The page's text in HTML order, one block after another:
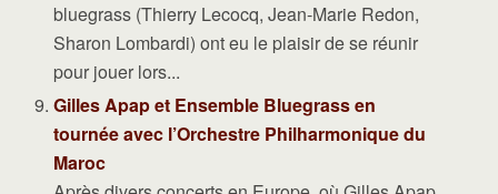
bluegrass (Thierry Lecocq, Jean-Marie Redon,
Sharon Lombardi) ont eu le plaisir de se réunir
pour jouer lors...
Gilles Apap et Ensemble Bluegrass en
tournée avec l’Orchestre Philharmonique du
Maroc